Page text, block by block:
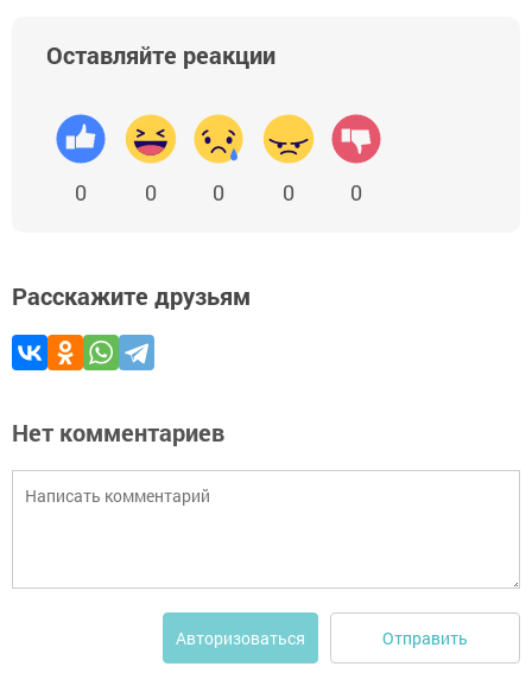
Оставляйте реакции
0 0 0 0 0
Расскажите друзьям
Нет комментариев
Авторизоваться Отправить